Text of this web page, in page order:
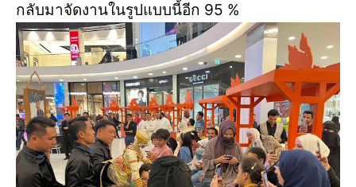
กลับมาจัดงานในรูปแบบนี้อีก 95 %